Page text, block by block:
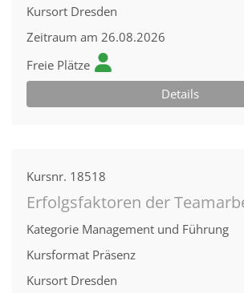
Kursort Dresden
Zeitraum am 26.08.2026
Freie Plätze
Details
Kursnr. 18518
Erfolgsfaktoren der
Kategorie Management und Führung
Kursformat Präsenz
Kursort Dresden